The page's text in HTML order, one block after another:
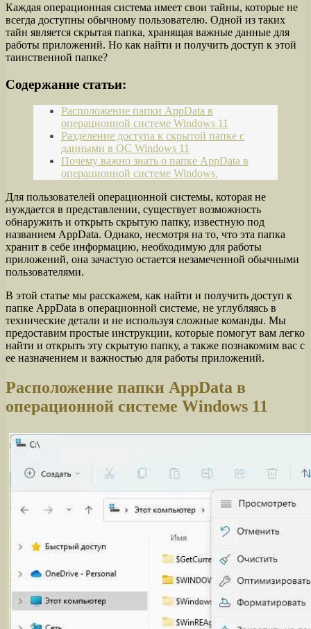
Каждая операционная система имеет свои тайны, которые не
всегда доступны обычному пользователю. Одной из таких
тайн является скрытая папка, хранящая важные данные для
работы приложений. Но как найти и получить доступ к этой
таинственной папке?
Содержание статьи:
Расположение папки AppData в
операционной системе Windows 11
Разделение доступа к скрытой папке с
данными в ОС Windows 11
Почему важно знать о папке AppData в
операционной системе Windows.
Для пользователей операционной системы, которая не
нуждается в представлении, существует возможность
обнаружить и открыть скрытую папку, известную под
названием AppData. Однако, несмотря на то, что эта папка
хранит в себе информацию, необходимую для работы
приложений, она зачастую остается незамеченной обычными
пользователями.
В этой статье мы расскажем, как найти и получить доступ к
папке AppData в операционной системе, не углубляясь в
технические детали и не используя сложные команды. Мы
предоставим простые инструкции, которые помогут вам легко
найти и открыть эту скрытую папку, а также познакомим вас с
ее назначением и важностью для работы приложений.
Расположение папки AppData в
операционной системе Windows 11